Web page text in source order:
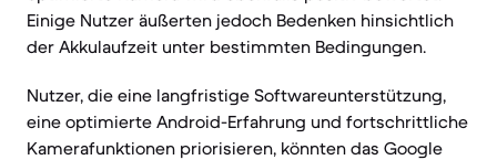
Einige Nutzer äußerten jedoch Bedenken hinsichtlich
der Akkulaufzeit unter bestimmten Bedingungen.
Nutzer, die eine langfristige Softwareunterstützung,
eine optimierte Android-Erfahrung und fortschrittliche
Kamerafunktionen priorisieren, könnten das Google